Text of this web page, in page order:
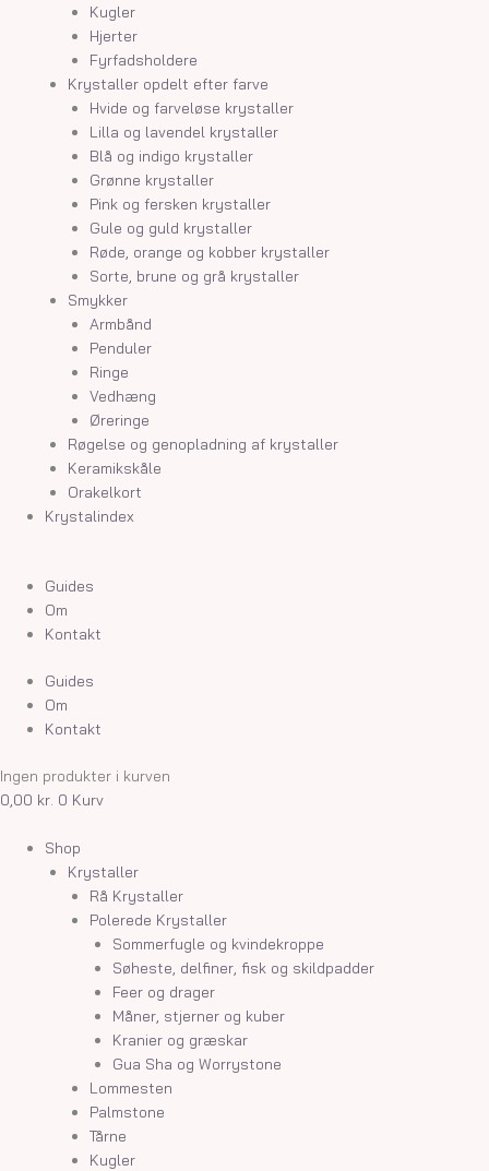
Kugler
Hjerter
Fyrfadsholdere
Krystaller opdelt efter farve
Hvide og farveløse krystaller
Lilla og lavendel krystaller
Blå og indigo krystaller
Grønne krystaller
Pink og fersken krystaller
Gule og guld krystaller
Røde, orange og kobber krystaller
Sorte, brune og grå krystaller
Smykker
Armbånd
Penduler
Ringe
Vedhæng
Øreringe
Røgelse og genopladning af krystaller
Keramikskåle
Orakelkort
Krystalindex
Guides
Om
Kontakt
Guides
Om
Kontakt
Ingen produkter i kurven
0,00 kr. 0 Kurv
Shop
Krystaller
Rå Krystaller
Polerede Krystaller
Sommerfugle og kvindekroppe
Søheste, delfiner, fisk og skildpadder
Feer og drager
Måner, stjerner og kuber
Kranier og græskar
Gua Sha og Worrystone
Lommesten
Palmstone
Tårne
Kugler